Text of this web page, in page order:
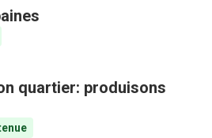
quartier: produisons